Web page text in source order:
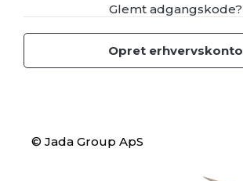
Glemt adgangskode?
Opret erhvervskonto
© Jada Group ApS